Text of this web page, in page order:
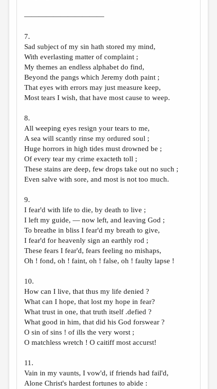
———————————
7.
Sad subject of my sin hath stored my mind,
With everlasting matter of complaint ;
My themes an endless alphabet do find,
Beyond the pangs which Jeremy doth paint ;
That eyes with errors may just measure keep,
Most tears I wish, that have most cause to weep.
8.
All weeping eyes resign your tears to me,
A sea will scantly rinse my ordured soul ;
Huge horrors in high tides must drowned be ;
Of every tear my crime exacteth toll ;
These stains are deep, few drops take out no such ;
Even salve with sore, and most is not too much.
9.
I fear'd with life to die, by death to live ;
I left my guide, — now left, and leaving God ;
To breathe in bliss I fear'd my breath to give,
I fear'd for heavenly sign an earthly rod ;
These fears I fear'd, fears feeling no mishaps,
Oh ! fond, oh ! faint, oh ! false, oh ! faulty lapse !
10.
How can I live, that thus my life denied ?
What can I hope, that lost my hope in fear?
What trust in one, that truth itself .defied ?
What good in him, that did his God forswear ?
O sin of sins ! of ills the very worst ;
O matchless wretch ! O caitiff most accurst!
11.
Vain in my vaunts, I vow'd, if friends had fail'd,
Alone Christ's hardest fortunes to abide :